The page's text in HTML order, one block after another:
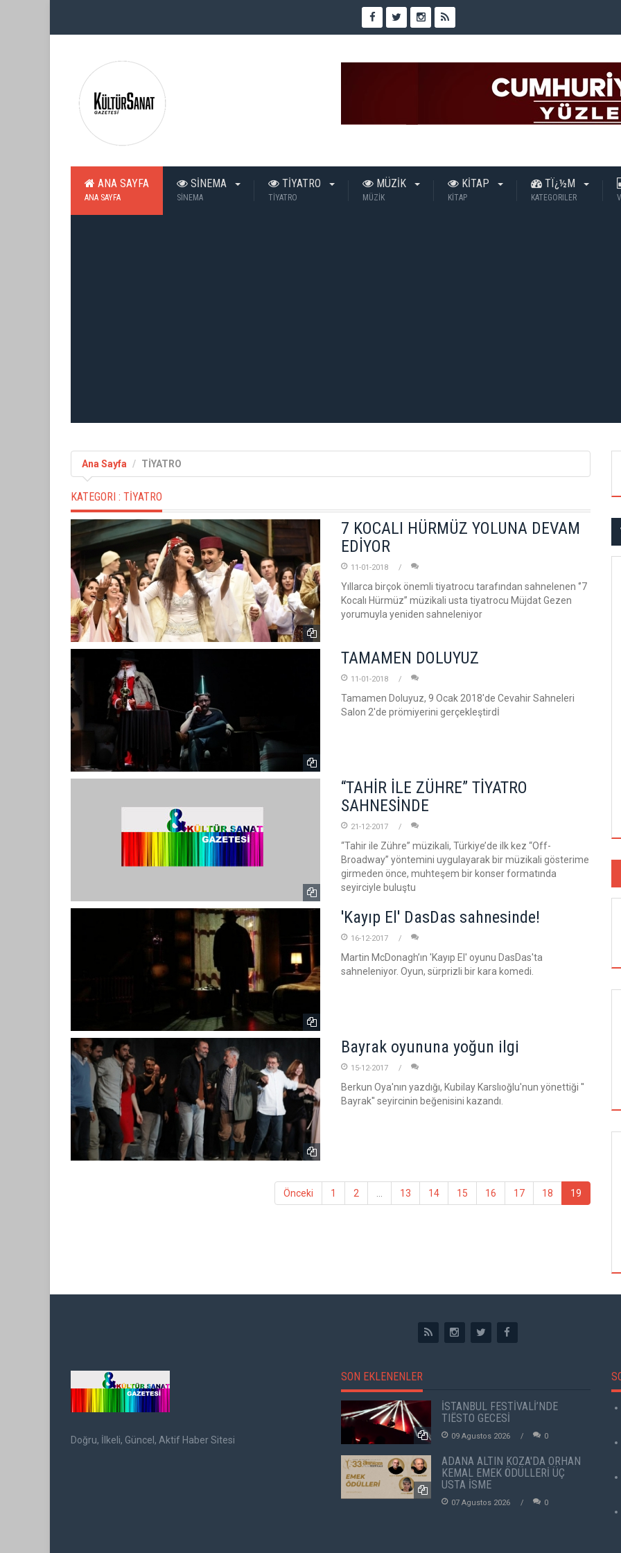
ANA SAYFA
ANA SAYFA
SİNEMA
SİNEMA
TİYATRO
TİYATRO
MÜZİK
MÜZİK
KİTAP
KİTAP
TÏ¿½M
KATEGORILER
Ana Sayfa TİYATRO
KATEGORI : TİYATRO
7 KOCALI HÜRMÜZ YOLUNA DEVAM
EDİYOR
11-01-2018
Yıllarca birçok önemli tiyatrocu tarafından sahnelenen ‘’7
Kocalı Hürmüz’’ müzikali usta tiyatrocu Müjdat Gezen
yorumuyla yeniden sahneleniyor
TAMAMEN DOLUYUZ
11-01-2018
Tamamen Doluyuz, 9 Ocak 2018'de Cevahir Sahneleri
Salon 2'de prömiyerini gerçekleştirdİ
“TAHİR İLE ZÜHRE” TİYATRO
SAHNESİNDE
21-12-2017
“Tahir ile Zühre” müzikali, Türkiye’de ilk kez “Off-
Broadway” yöntemini uygulayarak bir müzikali gösterime
girmeden önce, muhteşem bir konser formatında
seyirciyle buluştu
'Kayıp El' DasDas sahnesinde!
16-12-2017
Martin McDonagh’ın 'Kayıp El' oyunu DasDas'ta
sahneleniyor. Oyun, sürprizli bir kara komedi.
Bayrak oyununa yoğun ilgi
15-12-2017
Berkun Oya'nın yazdığı, Kubilay Karslıoğlu'nun yönettiği ''
Bayrak'' seyircinin beğenisini kazandı.
Önceki 1 2 13 14 15 16 17 18 19
Doğru, İlkeli, Güncel, Aktif Haber Sitesi
SON EKLENENLER
İSTANBUL FESTİVALİ’NDE
TIËSTO GECESİ
09 Agustos 2026 0
ADANA ALTIN KOZA'DA ORHAN
KEMAL EMEK ÖDÜLLERİ ÜÇ
USTA İSME
07 Agustos 2026 0